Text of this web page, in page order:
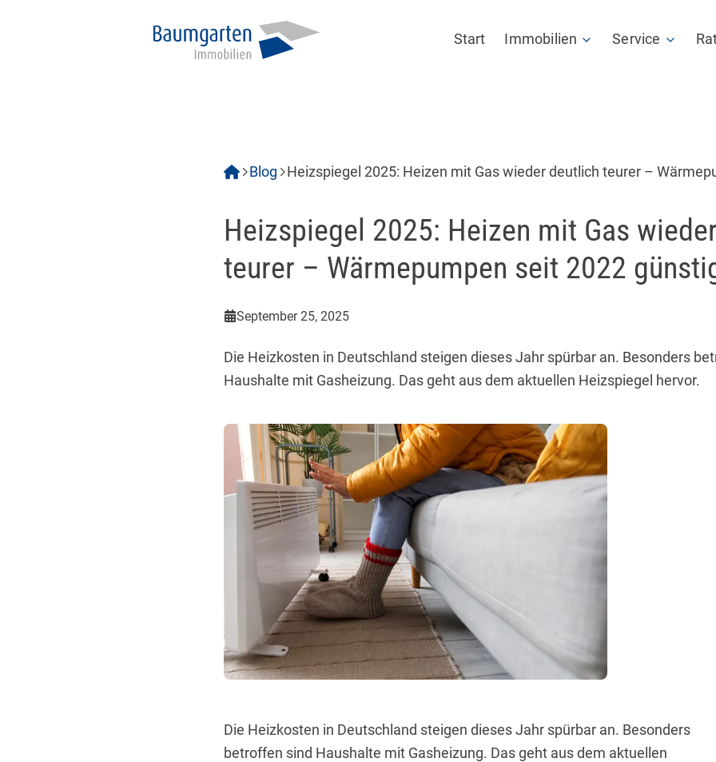
Start Immobilien
Vermieten
Wertermittlung
Service
Datenraum
Tippgeber
Blog
Heizspiegel 2025: Heizen mit Gas wieder deutlich teurer –
Heizspiegel 2025: Heizen mit Gas
teurer – Wärmepumpen seit 2022
September 25, 2025
Die Heizkosten in Deutschland steigen dieses Jahr spürbar an. Besonders
Haushalte mit Gasheizung. Das geht aus dem aktuellen Heizspiegel hervor.
Die Heizkosten in Deutschland steigen dieses Jahr spürbar an. Besonders
betroffen sind Haushalte mit Gasheizung. Das geht aus dem aktuellen